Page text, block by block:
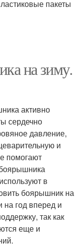
пакеты
на зиму.
активно
сердечно
давление,
и
помогают
в
боярышник на
на год вперед и
так как
еще и